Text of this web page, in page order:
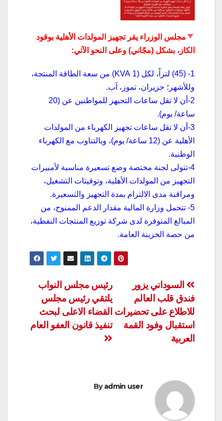
مجلس الوزراء يقر تجهيز المولدات الأهلية بوقود
الكاز، بشكل (مجّاني) وعلى النحو الآتي:
1- (45) لتراً، لكل (1 KVA) من سعة الطاقة المنتجة،
وللأشهر؛ حزيران، تموز، آب.
2-أن لا تقل ساعات التجيهز للمواطنين عن (20
ساعة/ يوم).
3-أن لا تقل ساعات تجهيز الكهرباء من المولدات
الأهلية عن (12 ساعة/ يوم)، وبالتناوب مع الكهرباء
الوطنية.
4-تتولى لجنة مختصة وضع تسعيرة مناسبة لأمبيرات
التجهيز من المولدات الأهلية، وتوقيتات التشغيل،
ومراقبة مدى الالتزام بمدة التجهيز والتسعيرة.
5- تتحمل وزارة المالية مقدار الدعم الممنوح، من
المبالغ المتوفرة لدى شركة توزيع المنتجات النفطية،
من حصة الخزينة العامة.
تصفّح
المقالات
رئيس مجلس النواب
يلتقي رئيس مجلس
القضاء الاعلى لبحث
تنفيذ قانون العفو العام
السوداني يزور
فندق قلب العالم
للاطلاع على تحضيرات
استقبال وفود القمة
العربية
Byadmin user